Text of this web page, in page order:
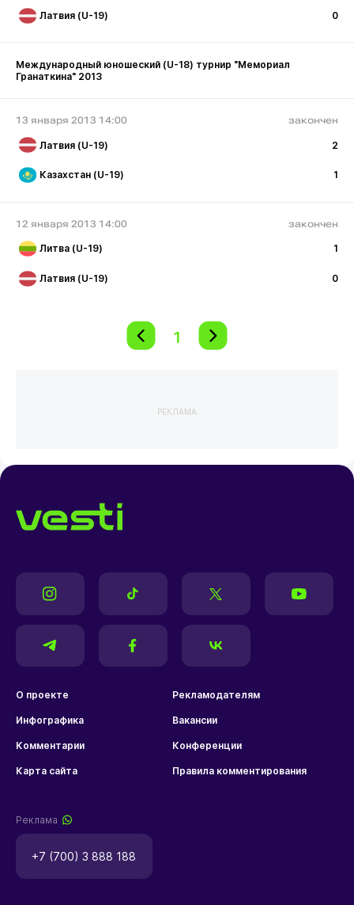
Латвия (U-19) 0
Международный юношеский (U-18) турнир "Мемориал
Гранаткина" 2013
13 января 2013 14:00 закончен
Латвия (U-19) 2
Казахстан (U-19) 1
12 января 2013 14:00 закончен
Литва (U-19) 1
Латвия (U-19) 0
1
РЕКЛАМА
О проекте Рекламодателям
Инфографика Вакансии
Комментарии Конференции
Карта сайта Правила комментирования
Реклама
+7 (700) 3 888 188